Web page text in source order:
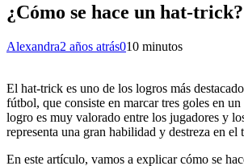
¿Cómo se hace un hat-trick?
Alexandra2 años atrás010 minutos
El hat-trick es uno de los logros más
fútbol, que consiste en marcar tres goles en
logro es muy valorado entre los jugadores y
representa una gran habilidad y destreza en el
En este artículo, vamos a explicar cómo se